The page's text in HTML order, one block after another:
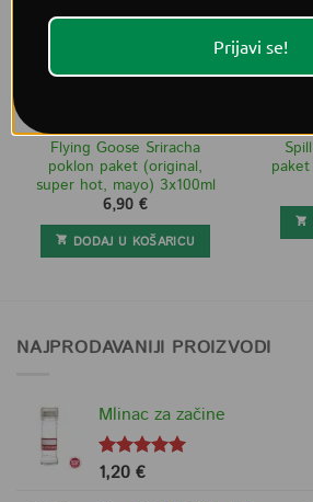
Flying Goose Sriracha
poklon paket (original,
super hot, mayo) 3x100ml
6,90 €
DODAJ U KOŠARICU
NAJPRODAVANIJI PROIZVODI
Mlinac za začine
Ocjenjeno
1,20 €
Prijavi se!